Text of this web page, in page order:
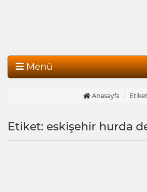
Menü
Anasayfa
Etiket: eskişehir hurda